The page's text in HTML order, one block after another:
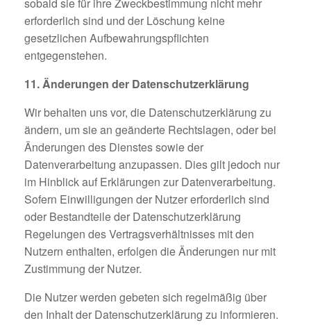
erforderlich sind und der Löschung keine
gesetzlichen Aufbewahrungspflichten
entgegenstehen.
11. Änderungen der Datenschutzerklärung
Wir behalten uns vor, die Datenschutzerklärung zu
ändern, um sie an geänderte Rechtslagen, oder bei
Änderungen des Dienstes sowie der
Datenverarbeitung anzupassen. Dies gilt jedoch nur
im Hinblick auf Erklärungen zur Datenverarbeitung.
Sofern Einwilligungen der Nutzer erforderlich sind
oder Bestandteile der Datenschutzerklärung
Regelungen des Vertragsverhältnisses mit den
Nutzern enthalten, erfolgen die Änderungen nur mit
Zustimmung der Nutzer.
Die Nutzer werden gebeten sich regelmäßig über
den Inhalt der Datenschutzerklärung zu informieren.